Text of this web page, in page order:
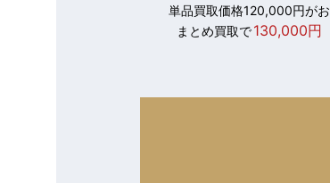
単品買取価格120,000円がお
まとめ買取で130,000円